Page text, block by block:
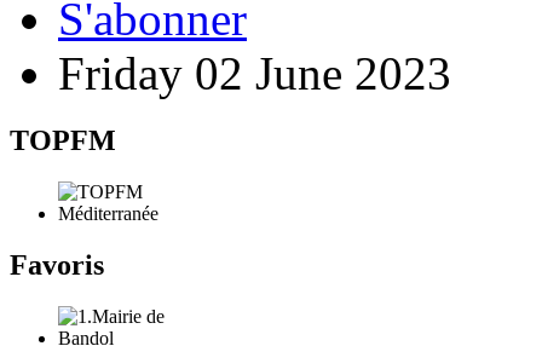
S'abonner
Friday 02 June 2023
TOPFM
Favoris